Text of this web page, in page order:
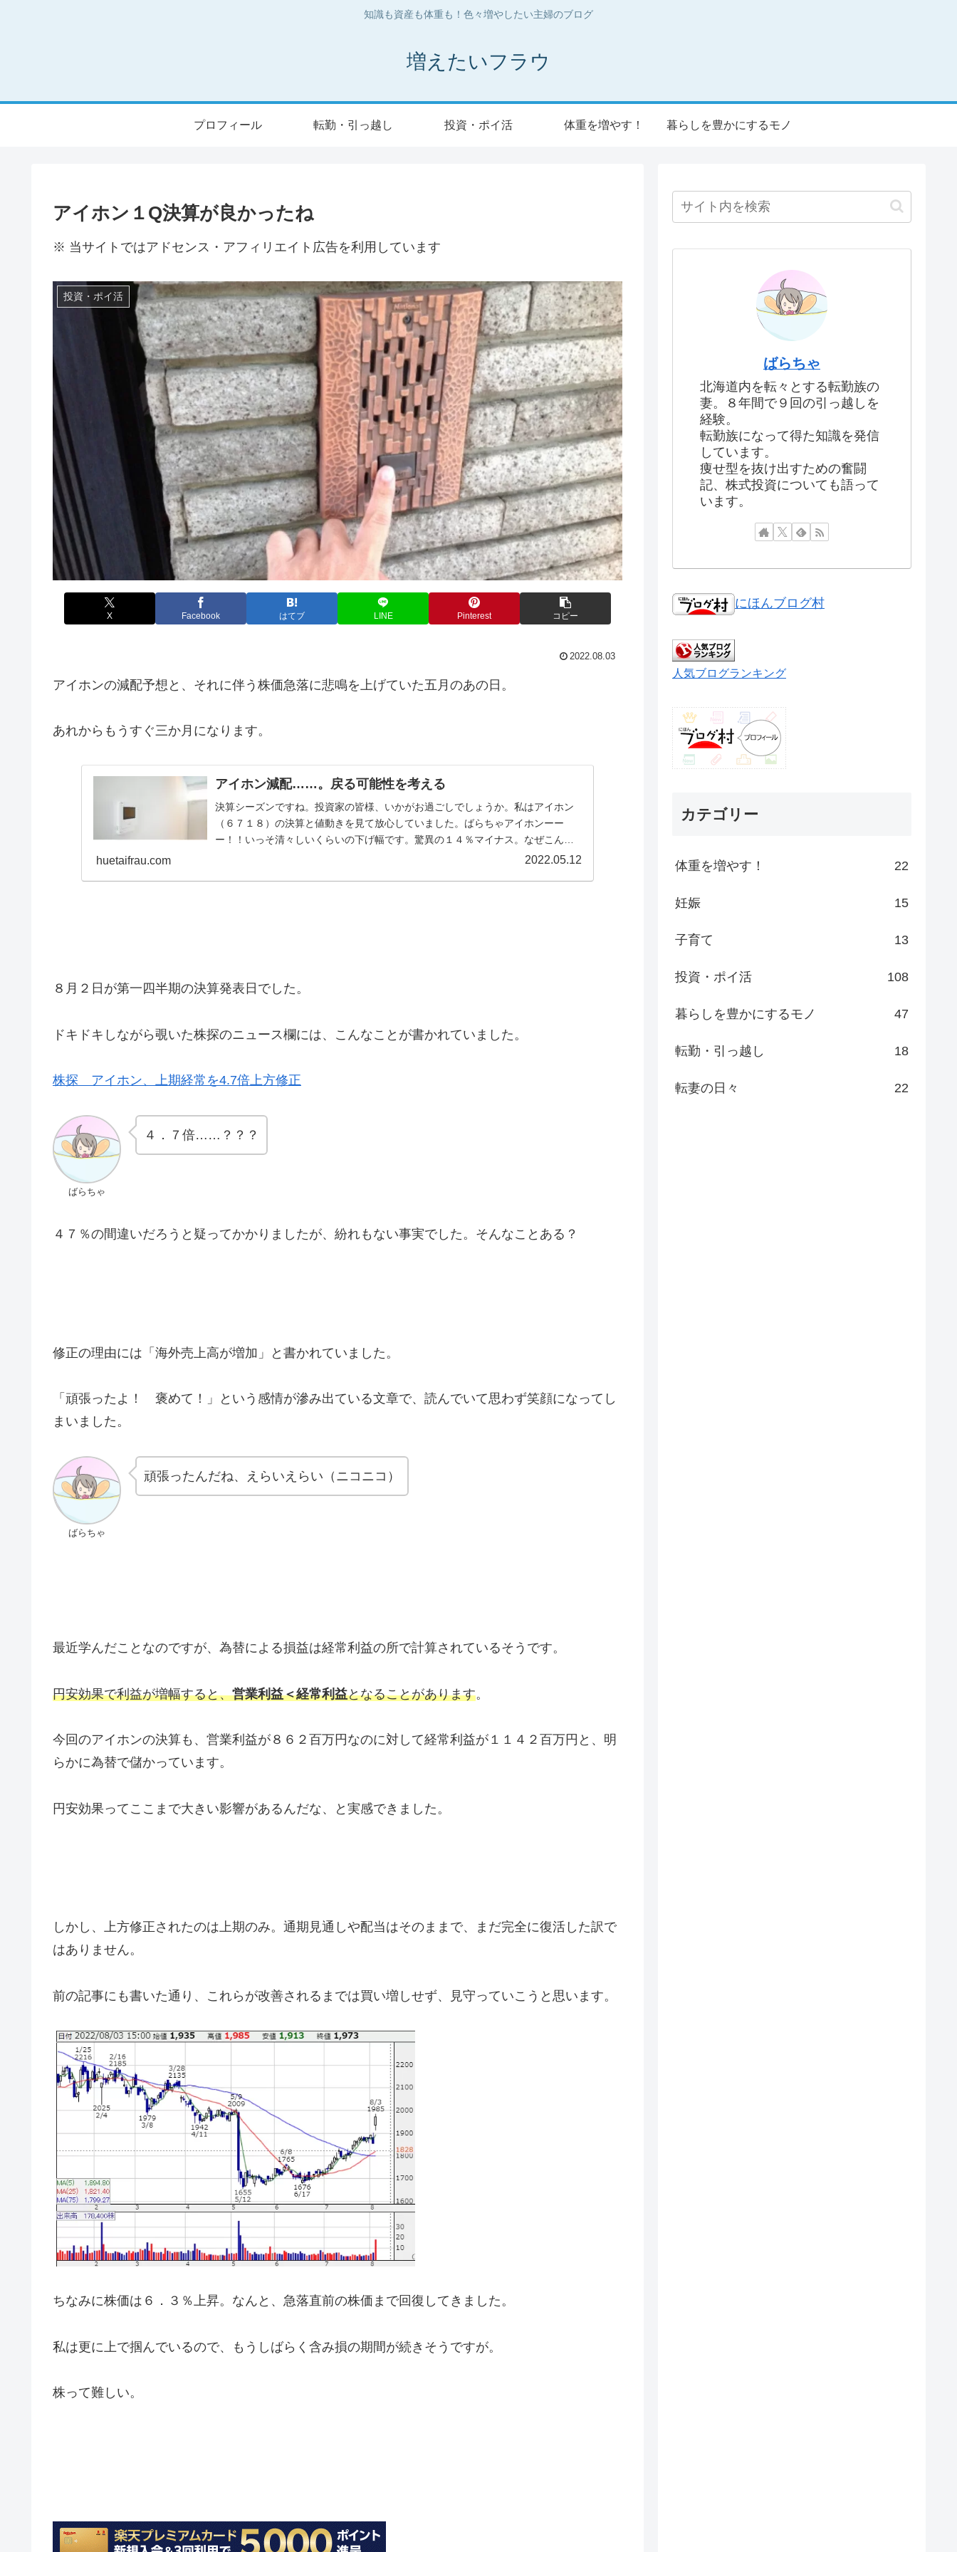
知識も資産も体重も！色々増やしたい主婦のブログ
増えたいフラウ
プロフィール 転勤・引っ越し 投資・ポイ活 体重を増やす！ 暮らしを豊かにするモノ
アイホン１Q決算が良かったね
※ 当サイトではアドセンス・アフィリエイト広告を利用しています
投資・ポイ活
X Facebook はてブ LINE Pinterest コピー
2022.08.03
アイホンの減配予想と、それに伴う株価急落に悲鳴を上げていた五月のあの日。
あれからもうすぐ三か月になります。
アイホン減配……。戻る可能性を考える
決算シーズンですね。投資家の皆様、いかがお過ごしでしょうか。私はアイホン
（６７１８）の決算と値動きを見て放心していました。ばらちゃアイホンーー
ー！！いっそ清々しいくらいの下げ幅です。驚異の１４％マイナス。なぜこんな
huetaifrau.com 2022.05.12
８月２日が第一四半期の決算発表日でした。
ドキドキしながら覗いた株探のニュース欄には、こんなことが書かれていました。
株探 アイホン、上期経常を4.7倍上方修正
ばらちゃ
４．７倍……？？？
４７％の間違いだろうと疑ってかかりましたが、紛れもない事実でした。そんなことある？
修正の理由には「海外売上高が増加」と書かれていました。
「頑張ったよ！ 褒めて！」という感情が滲み出ている文章で、読んでいて思わず笑顔になってし
まいました。
ばらちゃ
頑張ったんだね、えらいえらい（ニコニコ）
最近学んだことなのですが、為替による損益は経常利益の所で計算されているそうです。
円安効果で利益が増幅すると、営業利益＜経常利益となることがあります。
今回のアイホンの決算も、営業利益が８６２百万円なのに対して経常利益が１１４２百万円と、明
らかに為替で儲かっています。
円安効果ってここまで大きい影響があるんだな、と実感できました。
しかし、上方修正されたのは上期のみ。通期見通しや配当はそのままで、まだ完全に復活した訳で
はありません。
前の記事にも書いた通り、これらが改善されるまでは買い増しせず、見守っていこうと思います。
ちなみに株価は６．３％上昇。なんと、急落直前の株価まで回復してきました。
私は更に上で掴んでいるので、もうしばらく含み損の期間が続きそうですが。
株って難しい。
ばらちゃ
北海道内を転々とする転勤族の
妻。８年間で９回の引っ越しを
経験。
転勤族になって得た知識を発信
しています。
痩せ型を抜け出すための奮闘
記、株式投資についても語って
います。
にほんブログ村
人気ブログランキング
カテゴリー
体重を増やす！ 22
妊娠 15
子育て 13
投資・ポイ活 108
暮らしを豊かにするモノ 47
転勤・引っ越し 18
転妻の日々 22